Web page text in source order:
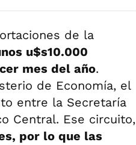
de la
u$s10.000
mes del año.
de Economía, el
entre la Secretaría
Central. Ese circuito,
por lo que las